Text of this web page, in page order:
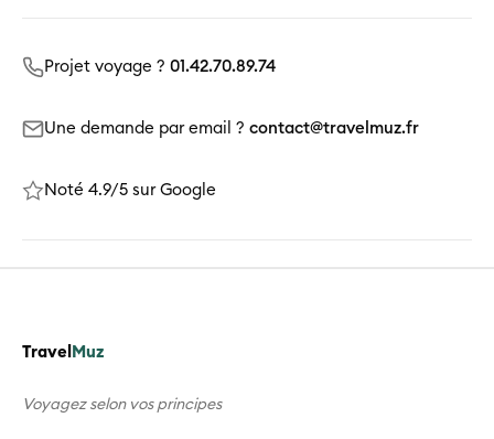
Projet voyage ? 01.42.70.89.74
Une demande par email ? contact@travelmuz.fr
Noté 4.9/5 sur Google
Travel Muz
Voyagez selon vos principes